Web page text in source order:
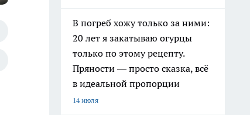
В погреб хожу только за ними:
20 лет я закатываю огурцы
только по этому рецепту.
Пряности — просто сказка, всё
в идеальной пропорции
14 июля